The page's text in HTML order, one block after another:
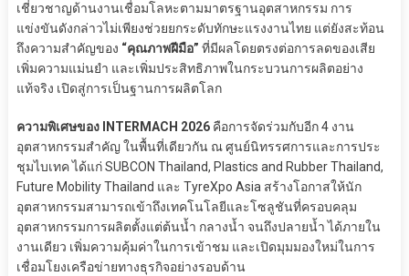
เชี่ยวชาญด้านงานเชื่อมโลหะตามมาตรฐานอุตสาหกรรม การ
แข่งขันดังกล่าวไม่เพียงช่วยยกระดับทักษะแรงงานไทย แต่ยังสะท้อน
ถึงความสำคัญของ “คุณภาพฝีมือ” ที่มีผลโดยตรงต่อการลดของเสีย
เพิ่มความแม่นยำ และเพิ่มประสิทธิภาพในกระบวนการผลิตอย่าง
แท้จริง เปิดสู่การเป็นฐานการผลิตโลก
ความพิเศษของ INTERMACH 2026คือการจัดร่วมกับอีก 4 งาน
อุตสาหกรรมสำคัญ ในพื้นที่เดียวกัน ณ ศูนย์นิทรรศการและการประ
ชุมไบเทค ได้แก่ SUBCON Thailand, Plastics and Rubber Thailand,
Future Mobility Thailand และ TyreXpo Asia สร้างโอกาสให้นัก
อุตสาหกรรมสามารถเข้าถึงเทคโนโลยีและโซลูชันที่ครอบคลุม
อุตสาหกรรมการผลิตตั้งแต่ต้นน้ำ กลางน้ำ จนถึงปลายน้ำ ได้ภายใน
งานเดียว เพิ่มความคุ้มค่าในการเข้าชม และเปิดมุมมองใหม่ในการ
เชื่อมโยงเครือข่ายทางธุรกิจอย่างรอบด้าน